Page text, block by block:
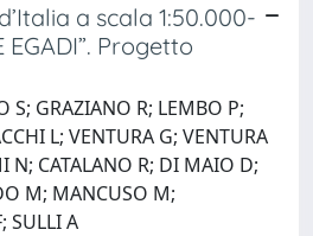
a scala 1:50.000-
EGADI”. Progetto
S; GRAZIANO R; LEMBO P;
L; VENTURA G; VENTURA
N; CATALANO R; DI MAIO D;
M; MANCUSO M;
SULLI A